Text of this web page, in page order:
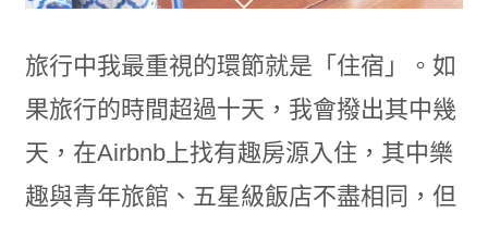
旅行中我最重視的環節就是「住宿」。如
果旅行的時間超過十天，我會撥出其中幾
天，在Airbnb上找有趣房源入住，其中樂
趣與青年旅館、五星級飯店不盡相同，但